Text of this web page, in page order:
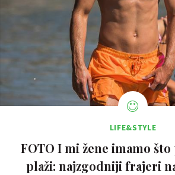
LIFE&STYLE
FOTO I mi žene imamo
plaži: najzgodniji frajeri